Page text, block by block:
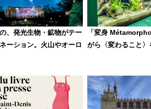
、発光生物・鉱物がテー
ーション。火山やオーロ
「変身
がら〈変わること〉